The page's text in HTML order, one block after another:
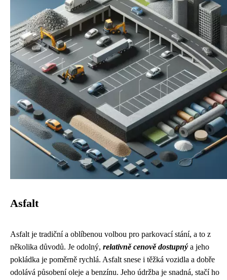
Asfalt
Asfalt je tradiční a oblíbenou volbou pro parkovací stání, a to z
několika důvodů. Je odolný, relativně cenově dostupný a jeho
pokládka je poměrně rychlá. Asfalt snese i těžká vozidla a dobře
odolává působení oleje a benzínu. Jeho údržba je snadná, stačí ho